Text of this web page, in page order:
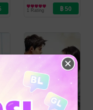
1 Rating